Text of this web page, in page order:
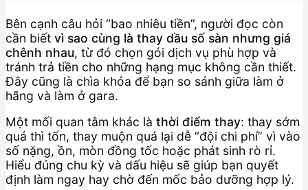
Bên cạnh câu hỏi “bao nhiêu tiền”, người đọc còn
cần biết vì sao cùng là thay dầu số sàn nhưng giá
chênh nhau, từ đó chọn gói dịch vụ phù hợp và
tránh trả tiền cho những hạng mục không cần thiết.
Đây cũng là chìa khóa để bạn so sánh giữa làm ở
hãng và làm ở gara.
Một mối quan tâm khác là thời điểm thay: thay sớm
quá thì tốn, thay muộn quá lại dễ “đội chi phí” vì vào
số nặng, ồn, mòn đồng tốc hoặc phát sinh rò rỉ.
Hiểu đúng chu kỳ và dấu hiệu sẽ giúp bạn quyết
định làm ngay hay chờ đến mốc bảo dưỡng hợp lý.